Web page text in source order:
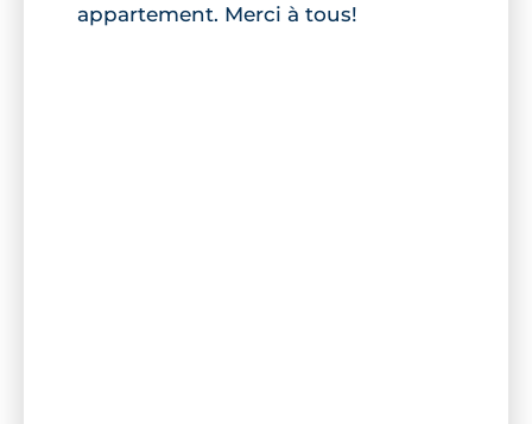
appartement. Merci à tous!